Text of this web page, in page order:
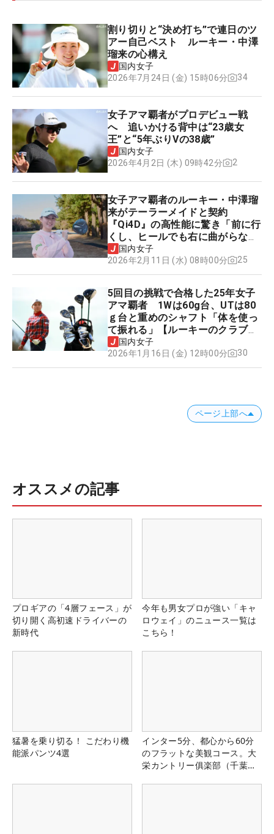
割り切りと“決め打ち”で連日のツ
アー自己ベスト ルーキー・中澤
瑠来の心構え
国内女子
2026年7月24日 (金) 15時06分
34
女子アマ覇者がプロデビュー戦
へ 追いかける背中は“23歳女
王”と“5年ぶりVの38歳”
国内女子
2026年4月2日 (木) 09時42分
2
女子アマ覇者のルーキー・中澤瑠
来がテーラーメイドと契約
『Qi4D』の高性能に驚き「前に行
くし、ヒールでも右に曲がらな
い」国内女子
2026年2月11日 (水) 08時00分
25
5回目の挑戦で合格した25年女子
アマ覇者 1Wは60g台、UTは80
ｇ台と重めのシャフト「体を使っ
て振れる」【ルーキーのクラブチ
ェック】
国内女子
2026年1月16日 (金) 12時00分
30
ページ上部へ
オススメの記事
プロギアの「4層フェース」が
切り開く高初速ドライバーの
新時代
今年も男女プロが強い「キャ
ロウェイ」のニュース一覧は
こちら！
猛暑を乗り切る！ こだわり機
能派パンツ4選
インター5分、都心から60分
のフラットな美観コース。大
栄カントリー俱楽部（千葉